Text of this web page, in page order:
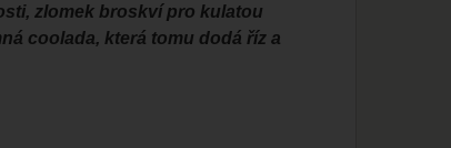
zlomek broskví pro kulatou
coolada, která tomu dodá říz a